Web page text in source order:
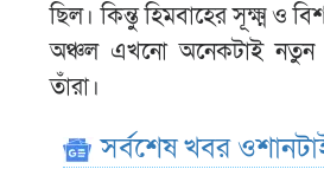
ছিল। কিন্তু হিমবাহের সূক্ষ্ম ও
অঞ্চল এখনো অনেকটাই নতুন
তাঁরা।
সর্বশেষ খবর